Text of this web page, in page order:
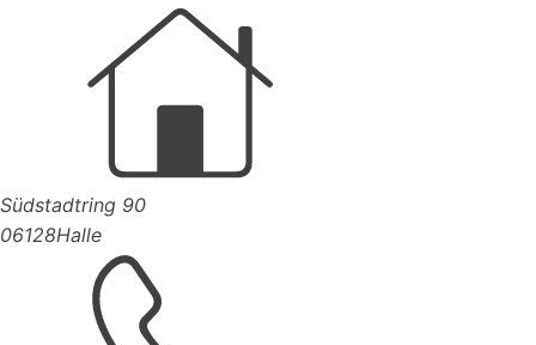
Südstadtring 90
06128Halle